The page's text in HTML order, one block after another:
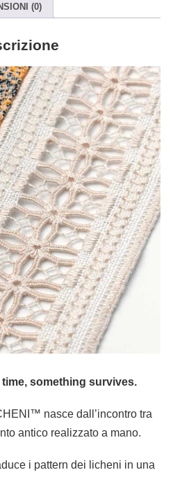
(0)
something survives.
nasce dall’incontro tra
antico realizzato a mano.
i pattern dei licheni in una